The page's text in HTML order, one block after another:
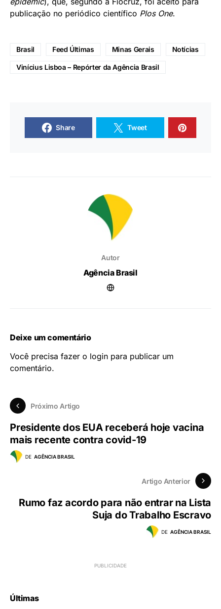
publicação no periódico científico Plos One.
Brasil Feed Últimas Minas Gerais Notícias
Vinícius Lisboa – Repórter da Agência Brasil
Share Tweet
Autor
Agência Brasil
Deixe um comentário
Você precisa fazer o login para publicar um
comentário.
Próximo Artigo
Presidente dos EUA receberá hoje vacina
mais recente contra covid-19
DE AGÊNCIA BRASIL
Artigo Anterior
Rumo faz acordo para não entrar na Lista
Suja do Trabalho Escravo
DE AGÊNCIA BRASIL
Últimas